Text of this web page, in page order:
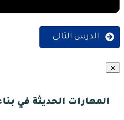
الدرس التالي
المهارات الحديثة في